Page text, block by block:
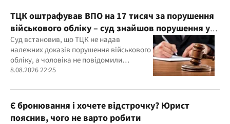
ТЦК оштрафував ВПО на 17 тисяч за порушення
військового обліку – суд знайшов порушення у
діях ТЦК
Суд встановив, що ТЦК не надав
належних доказів порушення військового
обліку, а чоловіка не повідомили
належним чином про дату та місце
8.08.2026 22:25
Є бронювання і хочете відстрочку? Юрист
пояснив, чого не варто робити